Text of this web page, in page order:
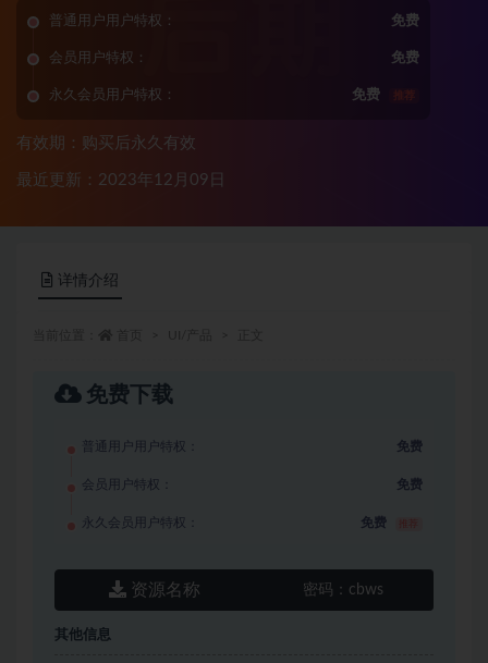
普通用户用户特权： 免费
会员用户特权： 免费
永久会员用户特权： 免费 推荐
有效期：购买后永久有效
最近更新：2023年12月09日
详情介绍
免费下载
普通用户用户特权： 免费
会员用户特权： 免费
永久会员用户特权： 免费
资源名称 密码： cbws
其他信息